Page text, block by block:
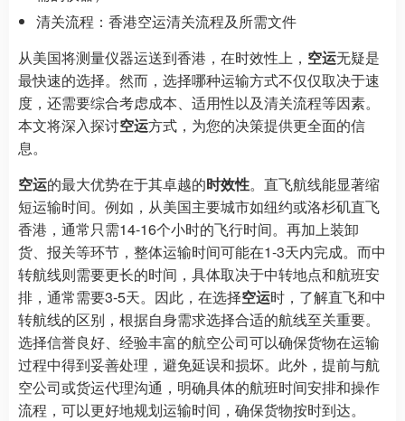
清关流程：香港空运清关流程及所需文件
从美国将测量仪器运送到香港，在时效性上， 空运无疑是
最快速的选择。然而，选择哪种运输方式不仅仅取决于速
度，还需要综合考虑成本、适用性以及清关流程等因素。
本文将深入探讨空运方式，为您的决策提供更全面的信
息。
空运的最大优势在于其卓越的时效性。直飞航线能显著缩
短运输时间。例如，从美国主要城市如纽约或洛杉矶直飞
香港，通常只需14-16个小时的飞行时间。再加上装卸
货、报关等环节，整体运输时间可能在1-3天内完成。而中
转航线则需要更长的时间，具体取决于中转地点和航班安
排，通常需要3-5天。因此，在选择空运时，了解直飞和中
转航线的区别，根据自身需求选择合适的航线至关重要。
选择信誉良好、经验丰富的航空公司可以确保货物在运输
过程中得到妥善处理，避免延误和损坏。此外，提前与航
空公司或货运代理沟通，明确具体的航班时间安排和操作
流程，可以更好地规划运输时间，确保货物按时到达。